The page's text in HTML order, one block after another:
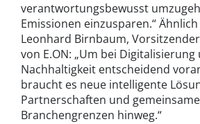
verantwortungsbewusst
Emissionen einzusparen.“
Leonhard Birnbaum,
von E.ON: „Um bei Digitalisierung
Nachhaltigkeit entscheidend
braucht es neue intelligente
Partnerschaften und
Branchengrenzen hinweg.“